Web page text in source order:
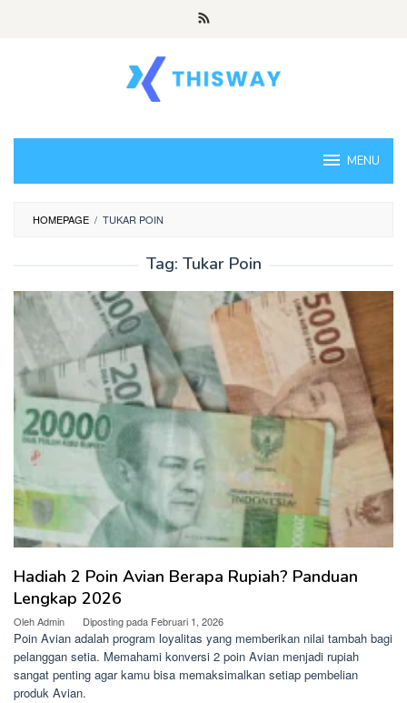
MENU
HOMEPAGE / TUKAR POIN
Tag: Tukar Poin
Hadiah 2 Poin Avian Berapa Rupiah? Panduan
Lengkap 2026
OlehAdmin Diposting pada Februari 1, 2026
Poin Avian adalah program loyalitas yang memberikan nilai tambah bagi
pelanggan setia. Memahami konversi 2 poin Avian menjadi rupiah
sangat penting agar kamu bisa memaksimalkan setiap pembelian
produk Avian.